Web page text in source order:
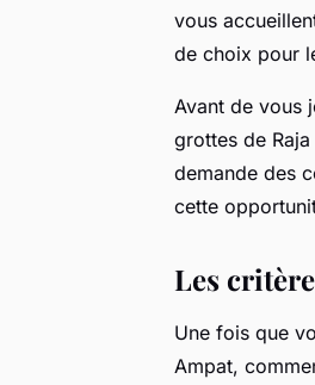
vous
de choix pour
Avant de vous
grottes de
demande des
cette
Les
Une fois que
Ampat,